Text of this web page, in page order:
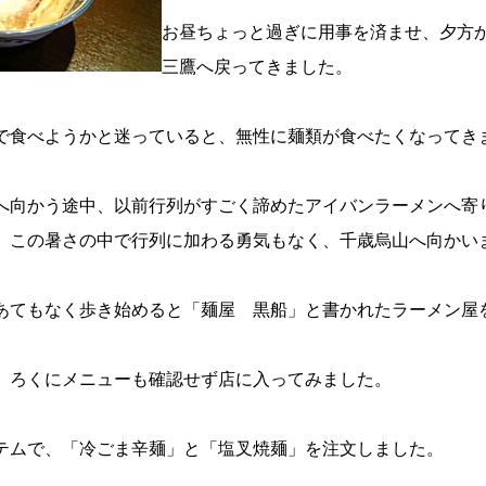
お昼ちょっと過ぎに用事を済ませ、夕方
三鷹へ戻ってきました。
食べようかと迷っていると、無性に麺類が食べたくなってき
向かう途中、以前行列がすごく諦めたアイバンラーメンへ
この暑さの中で行列に加わる勇気もなく、千歳烏山へ向かい
てもなく歩き始めると「麺屋 黒船」と書かれたラーメン屋
ろくにメニューも確認せず店に入ってみました。
ムで、「冷ごま辛麺」と「塩叉焼麺」を注文しました。